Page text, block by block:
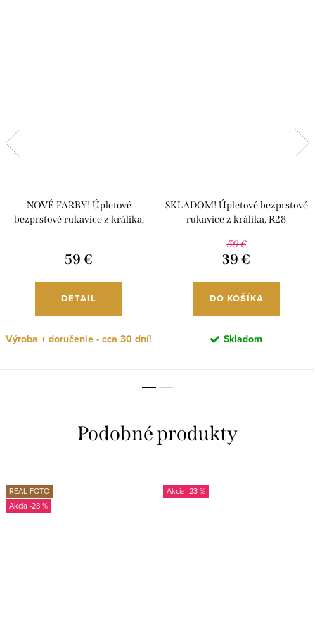
NOVÉ FARBY! Úpletové
bezprstové rukavice z králika,
59 €
DETAIL
Výroba + doručenie - cca 30 dní!
SKLADOM! Úpletové bezprstové
rukavice z králika, R28
59 €
39 €
DO KOŠÍKA
Skladom
REAL FOTO
-28 %
-23 %